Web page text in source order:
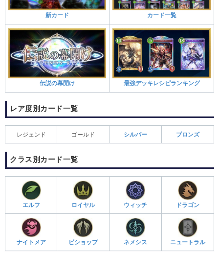
新カード カード一覧
伝説の幕開け 最強デッキレシピランキング
レア度別カード一覧
レジェンド ゴールド シルバー ブロンズ
クラス別カード一覧
エルフ ロイヤル ウィッチ ドラゴン
ナイトメア ビショップ ネメシス ニュートラル